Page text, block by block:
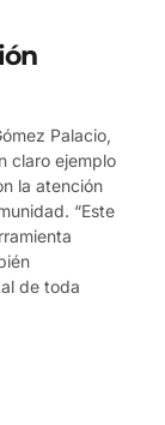
Palacio,
claro ejemplo
la atención
“Este
de toda